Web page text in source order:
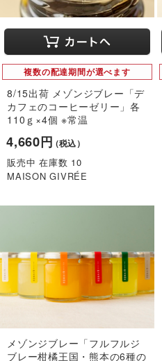
複数の配達期間が選べます
8/15出荷 メゾンジブレー「デ
カフェのコーヒーゼリー」各
110ｇ×4個 ※常温
4,660円（税込）
販売中 在庫数 10
MAISON GIVRÉE
メゾンジブレー「フルフルジ
ブレー柑橘王国・熊本の6種の